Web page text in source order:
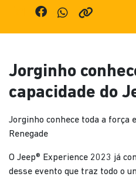
Jorginho
capacidade do
Jorginho conhece toda a força
Renegade
O Jeep® Experience 2023 já
desse evento que traz todo o